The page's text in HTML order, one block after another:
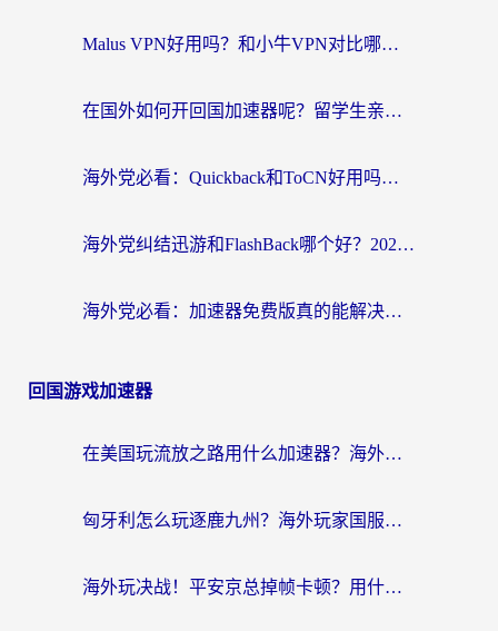
Malus VPN好用吗？和小牛VPN对比哪个回国效果更好？海外党亲测实用指南
在国外如何开回国加速器呢？留学生亲测的无缝访问国内资源指南
海外党必看：Quickback和ToCN好用吗？3分钟选对回国加速器的实用指南
海外党纠结迅游和FlashBack哪个好？2026实用指南教你选对回国加速器
海外党必看：加速器免费版真的能解决回国访问难题吗？附实用选择指南
回国游戏加速器
在美国玩流放之路用什么加速器？海外党国服游戏不卡顿的终极攻略
匈牙利怎么玩逐鹿九州？海外玩家国服游戏加速器终极指南（附永劫无间荣耀新三国解决方案）
海外玩决战！平安京总掉帧卡顿？用什么加速器比较好？实测指南来了